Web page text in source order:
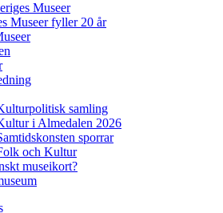
Museer
Museer fyller 20 år
samling
i Almedalen 2026
sporrar
och Kultur
museikort?